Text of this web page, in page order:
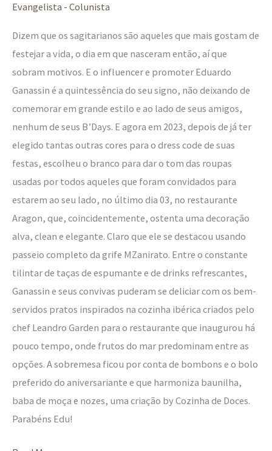
Evangelista - Colunista
Dizem que os sagitarianos são aqueles que mais gostam de
festejar a vida, o dia em que nasceram então, aí que
sobram motivos. E o influencer e promoter Eduardo
Ganassin é a quintessência do seu signo, não deixando de
comemorar em grande estilo e ao lado de seus amigos,
nenhum de seus B’Days. E agora em 2023, depois de já ter
elegido tantas outras cores para o dress code de suas
festas, escolheu o branco para dar o tom das roupas
usadas por todos aqueles que foram convidados para
estarem ao seu lado, no último dia 03, no restaurante
Aragon, que, coincidentemente, ostenta uma decoração
alva, clean e elegante. Claro que ele se destacou usando
passeio completo da grife MZanirato. Entre o constante
tilintar de taças de espumante e de drinks refrescantes,
Ganassin e seus convivas puderam se deliciar com os bem-
servidos pratos inspirados na cozinha ibérica criados pelo
chef Leandro Garden para o restaurante que inaugurou há
pouco tempo, onde frutos do mar predominam entre as
opções. A sobremesa ficou por conta de bombons e o bolo
preferido do aniversariante e que harmoniza baunilha,
baba de moça e nozes, uma criação by Cozinha de Doces.
Parabéns Edu!
B’Day
Ganassin